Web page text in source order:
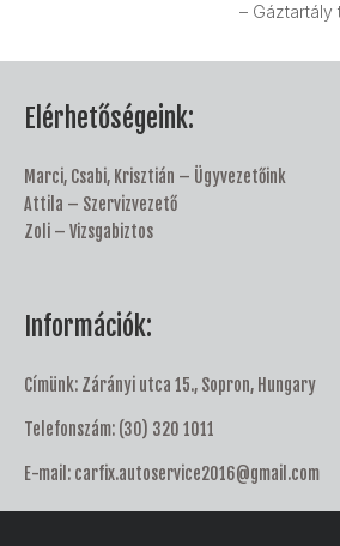
– Gáztartály
Elérhetőségeink:
Marci, Csabi, Krisztián – Ügyvezetőink
Attila – Szervizvezető
Zoli – Vizsgabiztos
Információk:
Címünk: Zárányi utca 15., Sopron, Hungary
Telefonszám: (30) 320 1011
E-mail: carfix.autoservice2016@gmail.com